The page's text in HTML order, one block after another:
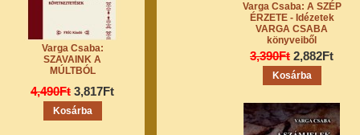
Varga Csaba:
SZAVAINK A
MÚLTBÓL
4,490Ft 3,817Ft
Varga Csaba: A SZÉP
ÉRZETE - Idézetek
VARGA CSABA
könyveiből
3,390Ft 2,882Ft